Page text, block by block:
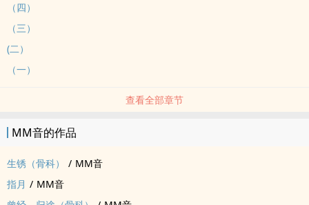
（四）
（三）
(二）
（一）
查看全部章节
MM音的作品
生锈（骨科） / MM音
指月 / MM音